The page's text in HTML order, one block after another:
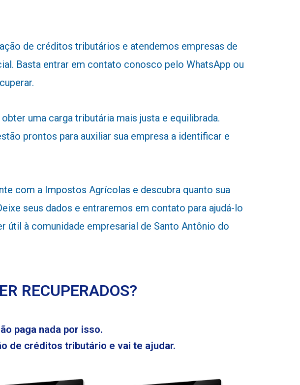
de créditos tributários e atendemos empresas de
Basta entrar em contato conosco pelo WhatsApp ou
uma carga tributária mais justa e equilibrada.
prontos para auxiliar sua empresa a identificar e
com a Impostos Agrícolas e descubra quanto sua
seus dados e entraremos em contato para ajudá-lo
útil à comunidade empresarial de Santo Antônio do
RECUPERADOS?
paga nada por isso.
de créditos tributário e vai te ajudar.